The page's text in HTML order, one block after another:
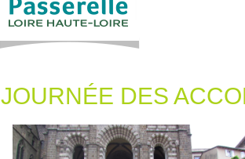
JOURNÉE DES